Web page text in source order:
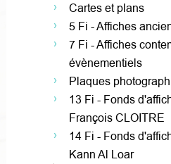
Cartes et plans
5 Fi - Affiches
7 Fi - Affiches
évènementiels
Plaques
13 Fi - Fonds
François CLOITRE
14 Fi - Fonds
Kann Al Loar